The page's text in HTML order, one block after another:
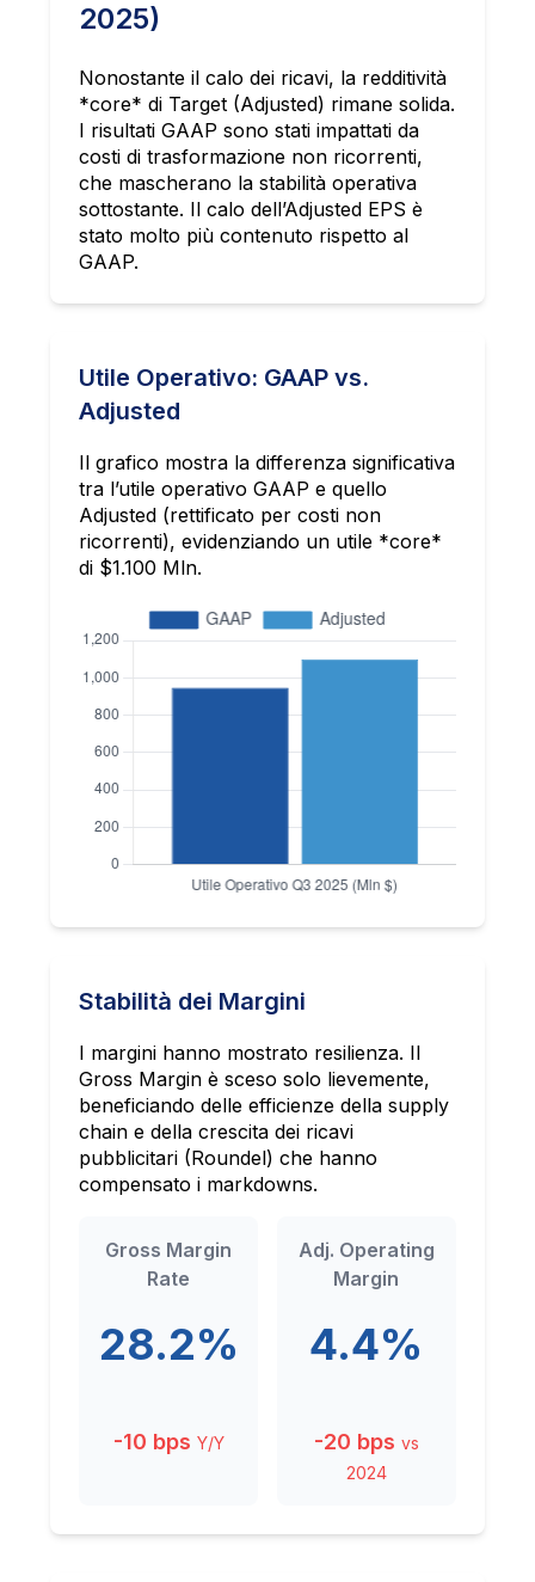
2025)
Nonostante il calo dei ricavi, la redditività
*core* di Target (Adjusted) rimane solida.
I risultati GAAP sono stati impattati da
costi di trasformazione non ricorrenti,
che mascherano la stabilità operativa
sottostante. Il calo dell’Adjusted EPS è
stato molto più contenuto rispetto al
GAAP.
Utile Operativo: GAAP vs.
Adjusted
Il grafico mostra la differenza significativa
tra l’utile operativo GAAP e quello
Adjusted (rettificato per costi non
ricorrenti), evidenziando un utile *core*
di $1.100 Mln.
Stabilità dei Margini
I margini hanno mostrato resilienza. Il
Gross Margin è sceso solo lievemente,
beneficiando delle efficienze della supply
chain e della crescita dei ricavi
pubblicitari (Roundel) che hanno
compensato i markdowns.
Gross Margin
Rate
28.2%
-10 bps Y/Y
Adj. Operating
Margin
4.4%
-20 bps vs
2024